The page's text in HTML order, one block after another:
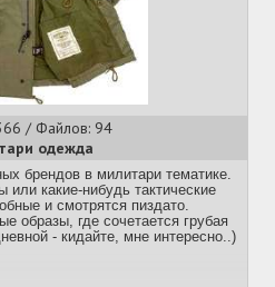
/ Файлов: 94
одежда
брендов в милитари тематике.
какие-нибудь тактические
и смотрятся пиздато.
образы, где сочетается грубая
- кидайте, мне интересно..)